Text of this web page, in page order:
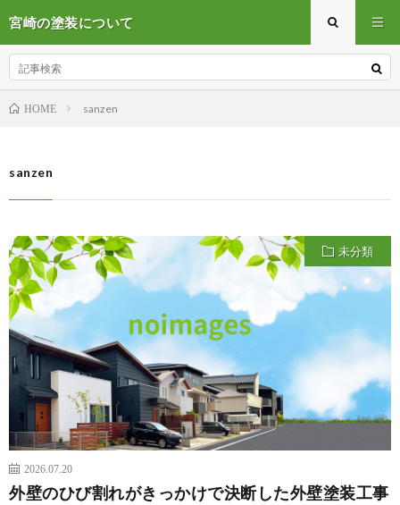
宮崎の塗装について
HOME sanzen
sanzen
未分類
2026.07.20
外壁のひび割れがきっかけで決断した外壁塗装工事